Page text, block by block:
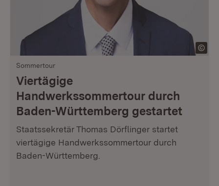
Sommertour
Viertägige
Handwerkssommertour durch
Baden-Württemberg gestartet
Staatssekretär Thomas Dörflinger startet
viertägige Handwerkssommertour durch
Baden-Württemberg.